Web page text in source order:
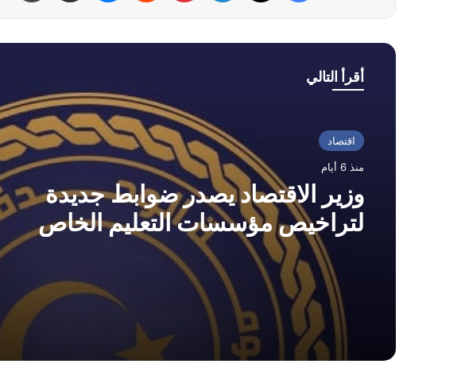
أقرأ التالي
اقتصاد
منذ 6 أيام
وزير الاقتصاد يصدر ضوابط جديدة
لتراخيص مؤسسات التعليم الخاص